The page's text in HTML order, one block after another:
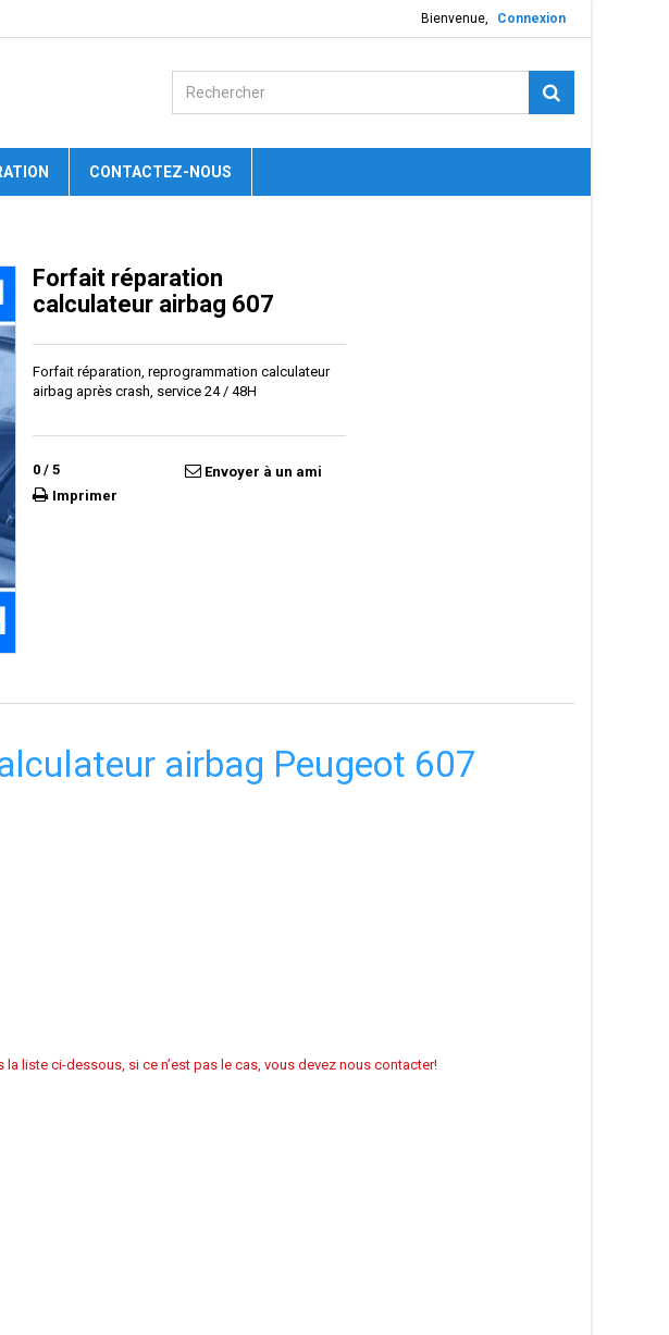
Bienvenue, Connexion
CONTACTEZ-NOUS
Forfait réparation
calculateur airbag 607
Forfait réparation, reprogrammation calculateur
airbag après crash, service 24 / 48H
0 / 5
Envoyer à un ami
Imprimer
airbag Peugeot 607
liste ci-dessous, si ce n’est pas le cas, vous devez nous contacter!